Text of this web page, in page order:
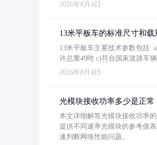
2026年8月4日
13米平板车的标准尺寸和载
13米平板车主要技术参数包括:
许总重49吨 c)符合国家道路车
2026年8月4日
光模块接收功率多少是正常
本文详细解答光模块接收功率
提供不同速率光模块的参考值
速判断网络性能问题。